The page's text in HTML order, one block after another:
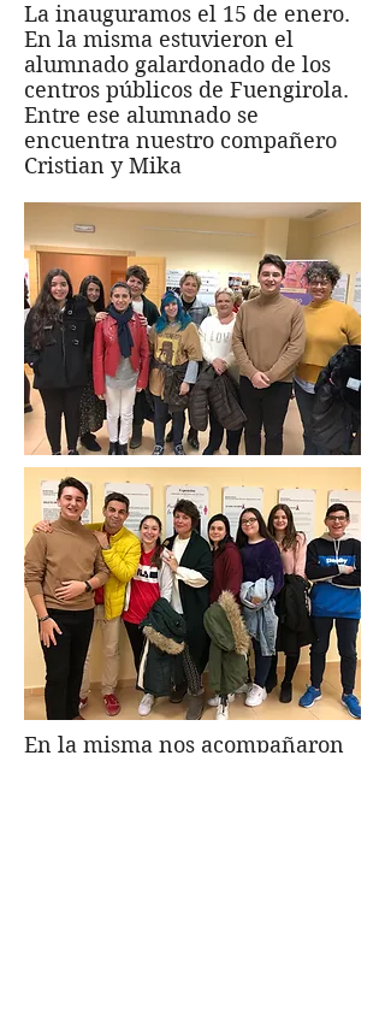
La inauguramos el 15 de enero.
En la misma estuvieron el
alumnado galardonado de los
centros públicos de Fuengirola.
Entre ese alumnado se
encuentra nuestro compañero
Cristian y Mika
En la misma nos acompañaron